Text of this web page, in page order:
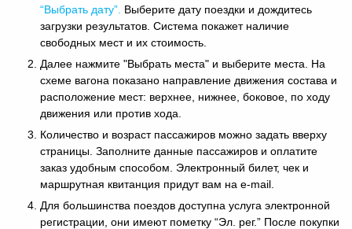
“Выбрать дату”. Выберите дату поездки и дождитесь
загрузки результатов. Система покажет наличие
свободных мест и их стоимость.
Далее нажмите "Выбрать места" и выберите места. На
схеме вагона показано направление движения состава и
расположение мест: верхнее, нижнее, боковое, по ходу
движения или против хода.
Количество и возраст пассажиров можно задать вверху
страницы. Заполните данные пассажиров и оплатите
заказ удобным способом. Электронный билет, чек и
маршрутная квитанция придут вам на e-mail.
Для большинства поездов доступна услуга электронной
регистрации, они имеют пометку “Эл. рег.” После покупки